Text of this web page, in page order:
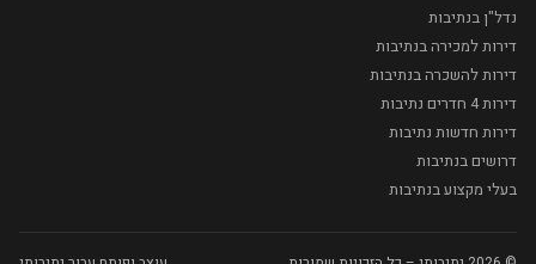
נדל"ן בנתיבות
דירות למכירה בנתיבות
דירות להשכרה בנתיבות
דירות 4 חדרים נתיבות
דירות חדשות נתיבות
דרושים בנתיבות
בעלי מקצוע בנתיבות